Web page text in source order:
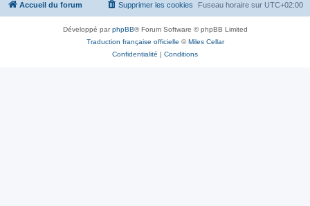
Accueil du forum Fuseau horaire sur UTC+02:00
Supprimer les cookies
Développé parphpBB® Forum Software © phpBB Limited
Traduction française officielle ©Miles Cellar
Confidentialité | Conditions